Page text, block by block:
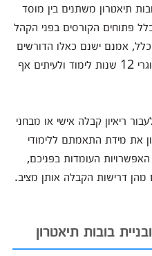
תיאטרון משתנים בין מוסד
פתוחים הקורסים בפני הקהל
אמנם ישנם כאלו הדורשים
כי יהיו המועמדים בני 18 ומעלה, בוגרי 12 שנות לימוד ולעיתים אף
ריאיון קבלה אישי או מבחני
את מידת התאמתם ללימודי
העומדות בפניכם,
דרישות הקבלה אותן מציב.
בובות תיאטרון